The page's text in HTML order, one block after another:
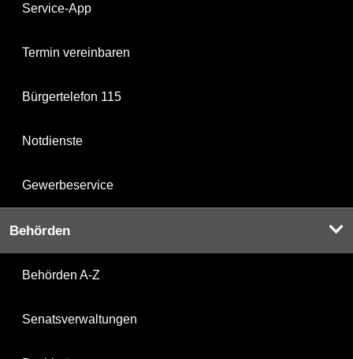
Service-App
Termin vereinbaren
Bürgertelefon 115
Notdienste
Gewerbeservice
Behörden
Behörden A-Z
Senatsverwaltungen